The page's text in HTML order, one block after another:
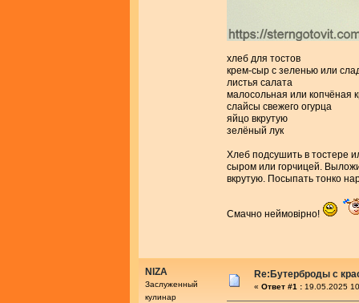
хлеб для тостов
крем-сыр с зеленью или
листья салата
малосольная или копчёная
слайсы свежего огурца
яйцо вкрутую
зелёный лук
Хлеб подсушить в тостере
сыром или горчицей.
вкрутую. Посыпать тонко
Смачно неймовірно!
NIZA
Заслуженный
кулинар
Re:Бутерброды с
« Ответ #1 : 19.05.2025